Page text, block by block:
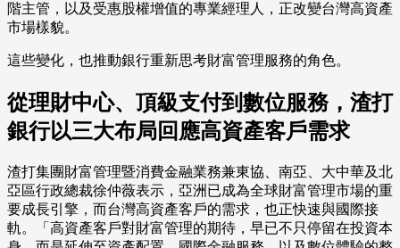
階主管，以及受惠股權增值的專業經理人，正改變台灣高資產
市場樣貌。
這些變化，也推動銀行重新思考財富管理服務的角色。
從理財中心、頂級支付到數位服務，渣打
銀行以三大布局回應高資產客戶需求
渣打集團財富管理暨消費金融業務兼東協、南亞、大中華及北
亞區行政總裁徐仲薇表示，亞洲已成為全球財富管理市場的重
要成長引擎，而台灣高資產客戶的需求，也正快速與國際接
軌。「高資產客戶對財富管理的期待，早已不只停留在投資本